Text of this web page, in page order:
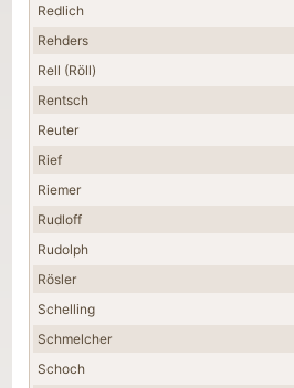
Redlich
Rehders
Rell (Röll)
Rentsch
Reuter
Rief
Riemer
Rudloff
Rudolph
Rösler
Schelling
Schmelcher
Schoch